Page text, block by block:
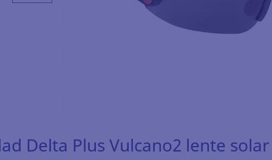
Delta Plus Vulcano2 lente solar